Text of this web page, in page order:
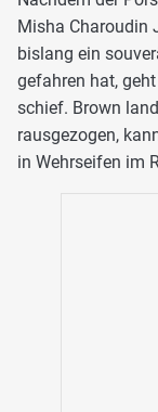
Misha Charoudin
bislang ein
gefahren hat,
schief. Brown
rausgezogen,
in Wehrseifen im